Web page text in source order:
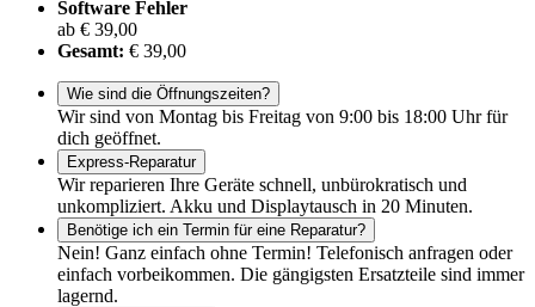
Software Fehler
ab € 39,00
Gesamt: € 39,00
Wie sind die Öffnungszeiten?
Wir sind von Montag bis Freitag von 9:00 bis 18:00 Uhr für
dich geöffnet.
Express-Reparatur
Wir reparieren Ihre Geräte schnell, unbürokratisch und
unkompliziert. Akku und Displaytausch in 20 Minuten.
Benötige ich ein Termin für eine Reparatur?
Nein! Ganz einfach ohne Termin! Telefonisch anfragen oder
einfach vorbeikommen. Die gängigsten Ersatzteile sind immer
lagernd.